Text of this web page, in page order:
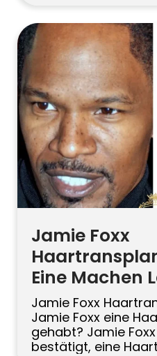
spekulativ.
Vergleichsfotos im
deutlich vollere
Gründe haben
Beleuchtung bis
Behandlung oder
Jamie Foxx
Eine Machen
Jamie Foxx
Jamie Foxx eine
gehabt? Jamie
bestätigt, eine